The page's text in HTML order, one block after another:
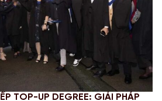
TOP-UP DEGREE: GIẢI PHÁP